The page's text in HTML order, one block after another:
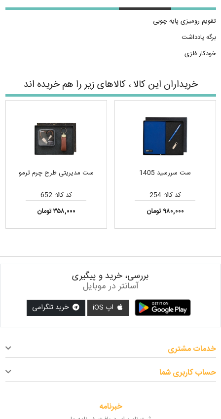
تقویم رومیزی پایه چوبی
برگه یادداشت
خودکار فلزی
خریداران این کالا ، کالاهای زیر را هم خریده اند
ست سررسید 1405
کد کالا: 254
۹۸۰,۰۰۰ تومان
ست مدیریتی طرح چرم ترمو
کد کالا: 652
۳۵۸,۰۰۰ تومان
بررسی، خرید و پیگیری
آسانتر در موبایل
اپ iOS خرید تلگرامی
خبرنامه
خدمات مشتری
حساب کاربری شما